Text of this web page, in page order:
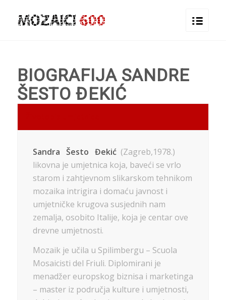
BIOGRAFIJA SANDRE
ŠESTO ĐEKIĆ
Sandra Šesto Đekić(Zagreb,1978.)
likovna je umjetnica koja, baveći se vrlo
starom i zahtjevnom slikarskom tehnikom
mozaika intrigira i domaću javnost i
umjetničke krugova susjednih nam
zemalja, osobito Italije, koja je centar ove
drevne umjetnosti.
Mozaik je učila u Spilimbergu – Scuola
Mosaicisti del Friuli. Diplomirani je
menadžer europskog biznisa i marketinga
– master iz područja kulture i umjetnosti,